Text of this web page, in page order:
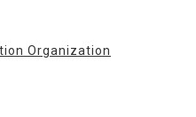
Organization